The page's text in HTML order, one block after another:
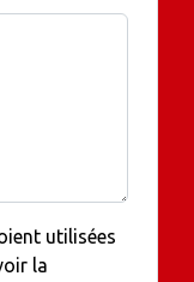
utilisées
la